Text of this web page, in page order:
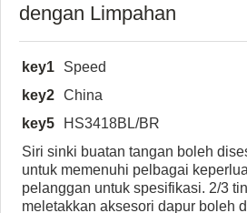
dengan Limpahan
key1
Speed
key2 China
key5
HS3418BL/BR
Siri sinki buatan tangan boleh
untuk memenuhi pelbagai
pelanggan untuk spesifikasi. 2/3
meletakkan aksesori dapur boleh